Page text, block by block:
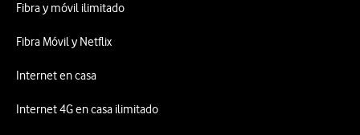
Fibra y móvil ilimitado
Fibra Móvil y Netflix
Internet en casa
Internet 4G en casa ilimitado